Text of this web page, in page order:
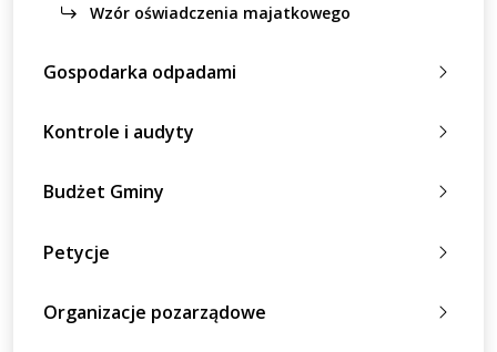
Wzór oświadczenia majatkowego
Gospodarka odpadami
Kontrole i audyty
Budżet Gminy
Petycje
Organizacje pozarządowe